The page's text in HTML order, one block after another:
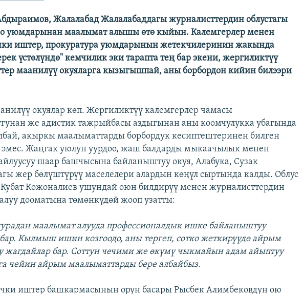
Жалалабад Жалалабаддагы журналисттердин облустагы
уюмдарынан маалымат алышы өтө кыйын. Калемгерлер менен
иштер, прокуратура уюмдарынын жетекчилеринин жакында
үстөлүндө" кемчилик эки тарапта тең бар экени, жергиликтүү
маанилүү окуяларга кызыгышпай, аны борбордон кийин билээри
окуялар көп. Жергиликтүү калемгерлер чамасы
же адистик тажрыйбасы аздыгынан аны коомчулукка убагында
акыркы маалыматтарды борбордук кесиптештеринен билген
эмес. Жаңгак уюлун уурдоо, жаш балдарды мыкаачылык менен
шаар башчысына байланыштуу окуя, Алабука, Сузак
жер бөлүштүрүү маселелери алардын көңүл сыртында калды. Облус
Кубат Кожоналиев ушундай оюн билдирүү менен журналисттердин
дооматына төмөнкүдөй жооп узатты:
маалымат алууда профессионалдык ишке байланыштуу
бар. Кылмыш ишин козгоодо, аны тергеп, сотко жеткирүүдө айрым
жагдайлар бар. Соттун чечими же өкүмү чыкмайын адам айыптуу
чейин айрым маалыматтарды бере албайбыз.
иштер башкармасынын орун басары Рысбек Алимбековдун ою